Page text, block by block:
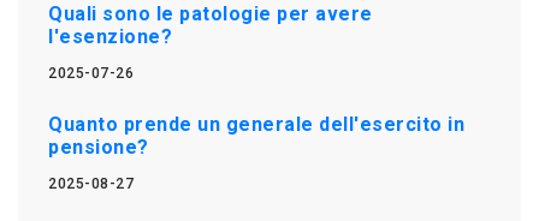
Quali sono le patologie per avere
l'esenzione?
2025-07-26
Quanto prende un generale dell'esercito in
pensione?
2025-08-27